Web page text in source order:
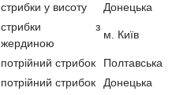
стрибки у висоту Донецька
стрибки з
жердиною
м. Київ
потрійний стрибок
Полтавська
потрійний стрибок
Донецька